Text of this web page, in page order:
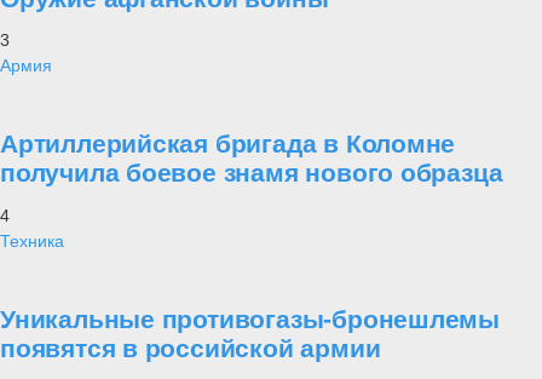
3
Армия
Артиллерийская бригада в Коломне
получила боевое знамя нового образца
4
Техника
Уникальные противогазы-бронешлемы
появятся в российской армии